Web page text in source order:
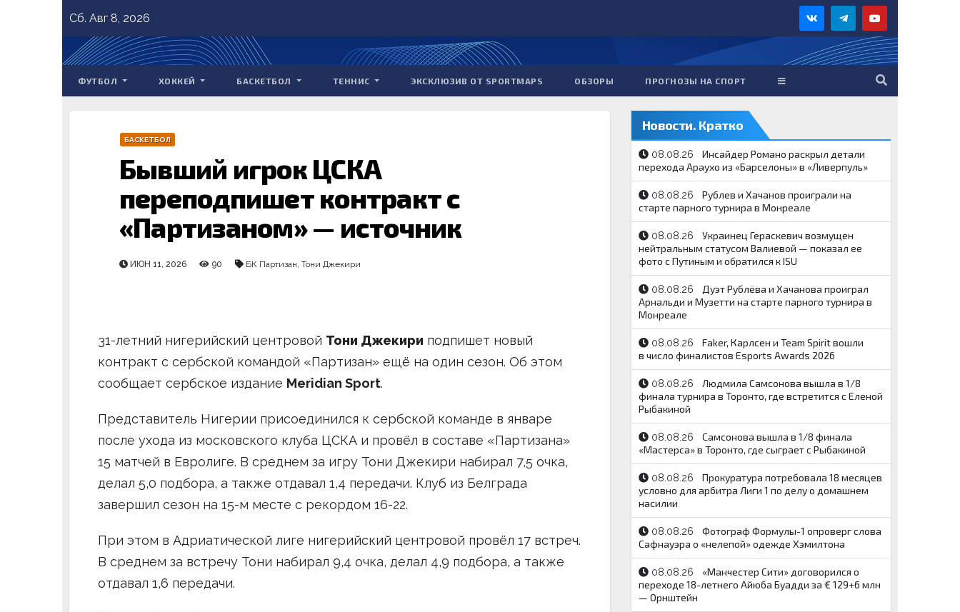
to
content
Сб. Авг 8, 2026
ФУТБОЛ ХОККЕЙ БАСКЕТБОЛ ТЕННИС ЭКСКЛЮЗИВ ОТ SPORTMAPS ОБЗОРЫ ПРОГНОЗЫ НА СПОРТ
БАСКЕТБОЛ
Бывший игрок ЦСКА
переподпишет контракт с
«Партизаном» — источник
ИЮН 11, 2026 90 БК Партизан, Тони Джекири
31-летний нигерийский центровой Тони Джекири подпишет новый
контракт с сербской командой «Партизан» ещё на один сезон. Об этом
сообщает сербское издание Meridian Sport.
Представитель Нигерии присоединился к сербской команде в январе
после ухода из московского клуба ЦСКА и провёл в составе «Партизана»
15 матчей в Евролиге. В среднем за игру Тони Джекири набирал 7,5 очка,
делал 5,0 подбора, а также отдавал 1,4 передачи. Клуб из Белграда
завершил сезон на 15-м месте с рекордом 16-22.
При этом в Адриатической лиге нигерийский центровой провёл 17 встреч.
В среднем за встречу Тони набирал 9,4 очка, делал 4,9 подбора, а также
отдавал 1,6 передачи.
Новости. Кратко
08.08.26
Инсайдер Романо раскрыл детали
перехода Араухо из «Барселоны» в «Ливерпуль»
08.08.26
Рублев и Хачанов проиграли на
старте парного турнира в Монреале
08.08.26
Украинец Гераскевич возмущен
нейтральным статусом Валиевой — показал ее
фото с Путиным и обратился к ISU
08.08.26
Дуэт Рублёва и Хачанова проиграл
Арнальди и Музетти на старте парного турнира в
Монреале
08.08.26
Faker, Карлсен и Team Spirit вошли
в число финалистов Esports Awards 2026
08.08.26
Людмила Самсонова вышла в 1/8
финала турнира в Торонто, где встретится с Еленой
Рыбакиной
08.08.26
Самсонова вышла в 1/8 финала
«Мастерса» в Торонто, где сыграет с Рыбакиной
08.08.26
Прокуратура потребовала 18 месяцев
условно для арбитра Лиги 1 по делу о домашнем
насилии
08.08.26
Фотограф Формулы-1 опроверг слова
Сафнауэра о «нелепой» одежде Хэмилтона
08.08.26
«Манчестер Сити» договорился о
переходе 18-летнего Айюба Буадди за € 129+6 млн
— Орнштейн